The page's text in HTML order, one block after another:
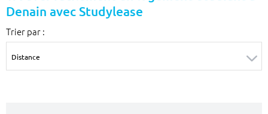
Budget min
€
Budget max
€
Surface min Surface max
Denain avec Studylease
Trier par :